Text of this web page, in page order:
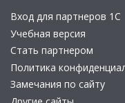
Вход для партнеров 1С
Учебная версия
Стать партнером
Политика
Замечания по сайту